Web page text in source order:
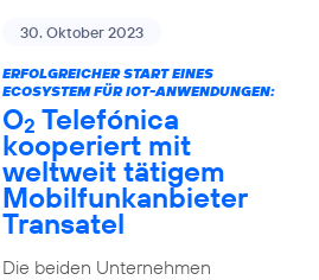
30. Oktober 2023
ERFOLGREICHER START EINES
ECOSYSTEM FÜR IOT-ANWENDUNGEN:
O2 Telefónica
kooperiert mit
weltweit tätigem
Mobilfunkanbieter
Transatel
Die beiden Unternehmen